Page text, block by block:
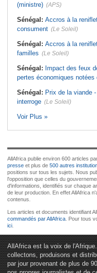
(ministre) (APS)
Sénégal: Accros à la
consument (Le Soleil)
Sénégal: Accros à la
familles (Le Soleil)
Sénégal: Impact des feux
pertes économiques notées
Sénégal: Prix de la viande
interroge (Le Soleil)
Voir Plus »
AllAfrica publie environ 600 articles
presse et plus de 500 autres
positions sur tous les sujets. Nous
l'opposition que celles du
d'informations, identifiés sur chaque
de leur production. En effet AllAfrica
contenus.
Les articles et documents identifiant
commandés par AllAfrica . Pour tous
ici
AllAfrica est la voix de
collectons, produisons et
par jour provenant de plus de